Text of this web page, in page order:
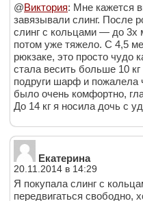
@Виктория: Мне кажется
завязывали слинг. После
слинг с кольцами — до 3х
потом уже тяжело. С 4,5
рюкзаке, это просто чудо
стала весить больше 10
подруги шарф и пожалела
было очень комфортно,
До 14 кг я носила дочь с
Екатерина
20.11.2014 в 14:29
Я покупала слинг с
передвигаться свободно,